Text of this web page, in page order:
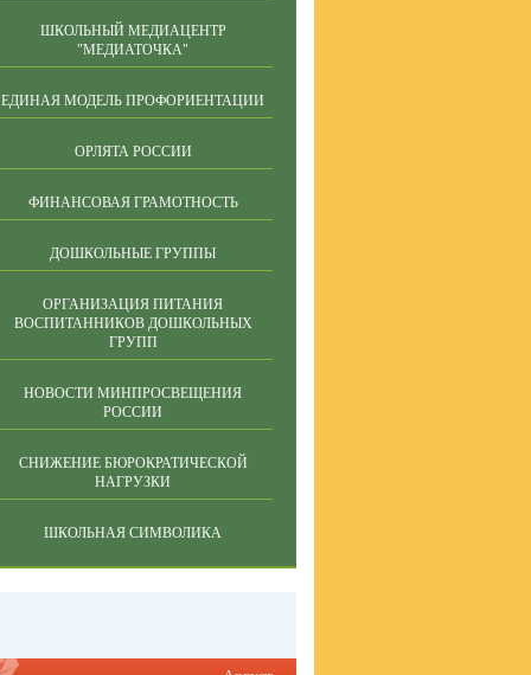
ШКОЛЬНЫЙ МЕДИАЦЕНТР
"МЕДИАТОЧКА"
ЕДИНАЯ МОДЕЛЬ ПРОФОРИЕНТАЦИИ
ОРЛЯТА РОССИИ
ФИНАНСОВАЯ ГРАМОТНОСТЬ
ДОШКОЛЬНЫЕ ГРУППЫ
ОРГАНИЗАЦИЯ ПИТАНИЯ
ВОСПИТАННИКОВ ДОШКОЛЬНЫХ
ГРУПП
НОВОСТИ МИНПРОСВЕЩЕНИЯ
РОССИИ
СНИЖЕНИЕ БЮРОКРАТИЧЕСКОЙ
НАГРУЗКИ
ШКОЛЬНАЯ СИМВОЛИКА